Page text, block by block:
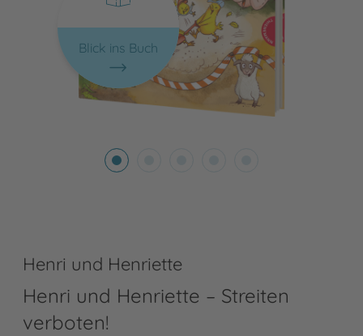
Blick ins Buch
Henri und Henriette
Henri und Henriette – Streiten
verboten!